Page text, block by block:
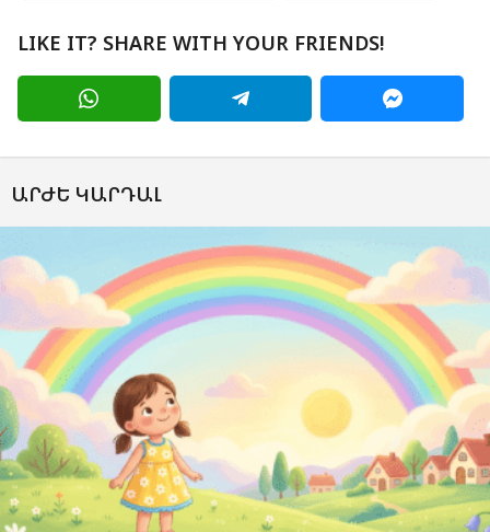
LIKE IT? SHARE WITH YOUR FRIENDS!
ԱՐԺԵ ԿԱՐԴԱԼ